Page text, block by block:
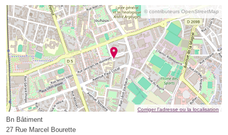
© contributeurs OpenStreetMap
Corriger l’adresse ou la localisation
Bn Bâtiment
27 Rue Marcel Bourette